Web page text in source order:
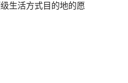
生活方式目的地的愿